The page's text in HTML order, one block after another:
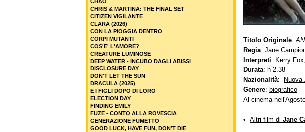
Titolo Originale:
Regia: Jane
Interpreti: Kerry Fox,
Durata: h 2.38
Nazionalità: Nuova
Genere: biografico
Al cinema nell'Agosto
• Altri film di Jane
CHAO
CHRIS & MARTINA: THE FINAL SET
CITIZEN VIGILANTE
CLARA (2026)
CON LA PIOGGIA DENTRO
CORPI MUTANTI
COS'E' L'AMORE?
CREATURE LUMINOSE
DEEP WATER - INCUBO DAGLI ABISSI
DISCLOSURE DAY
DON'T LET THE SUN
DRACULA (2025)
E I FIGLI DOPO DI LORO
ELECTION DAY
FINDING EMILY
FUZE - CONTO ALLA ROVESCIA
GENERAZIONE FUMETTO
GOOD LUCK, HAVE FUN, DON’T DIE